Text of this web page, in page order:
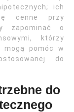
ich
cenne przy
zapominać o
którzy
pomóc w
do
do